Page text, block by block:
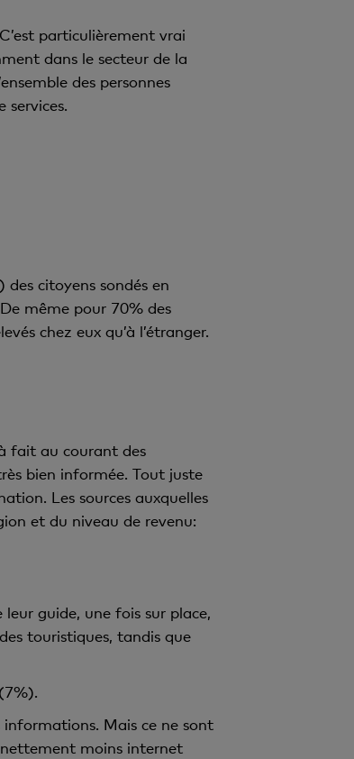
particulièrement vrai
dans le secteur de la
des personnes
services.
des citoyens sondés en
même pour 70% des
chez eux qu’à l’étranger.
fait au courant des
bien informée. Tout juste
Les sources auxquelles
et du niveau de revenu:
guide, une fois sur place,
touristiques, tandis que
Mais ce ne sont
nettement moins internet